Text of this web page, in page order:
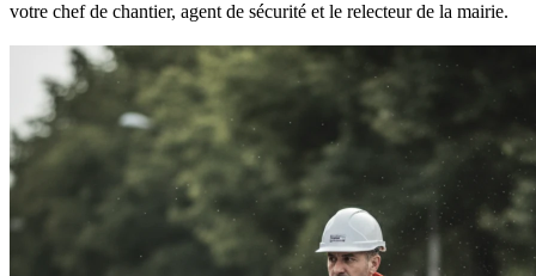
votre chef de chantier, agent de sécurité et le relecteur de la mairie.